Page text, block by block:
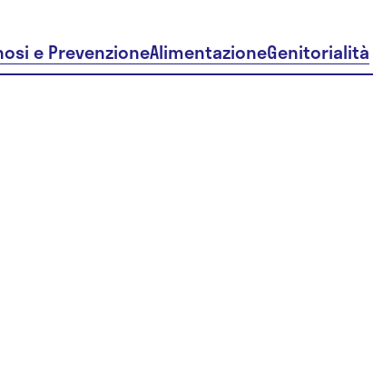
e PrevenzioneAlimentazioneGenitorialità